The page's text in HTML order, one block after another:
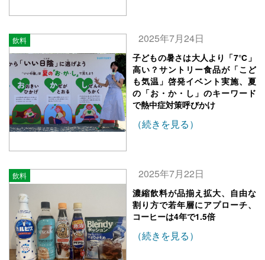
飲料 2025年7月24日
子どもの暑さは大人より「7℃」
高い？サントリー食品が「こど
も気温」啓発イベント実施、夏
の「お・か・し」のキーワード
で熱中症対策呼びかけ
（続きを見る）
飲料 2025年7月22日
濃縮飲料が品揃え拡大、自由な
割り方で若年層にアプローチ、
コーヒーは4年で1.5倍
（続きを見る）